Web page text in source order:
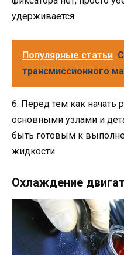
удерживается.
Популярные статьи
трансмиссионного
6. Перед тем как начать
основными узлами и
быть готовым к
жидкости.
Охлаждение